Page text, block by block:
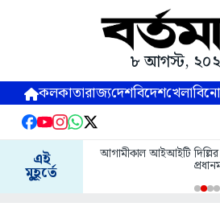
৮ আগস্ট,
কলকাতারাজ্যদেশবিদেশখেলা
এই
মুহূর্তে
আগামীকাল আইআইটি